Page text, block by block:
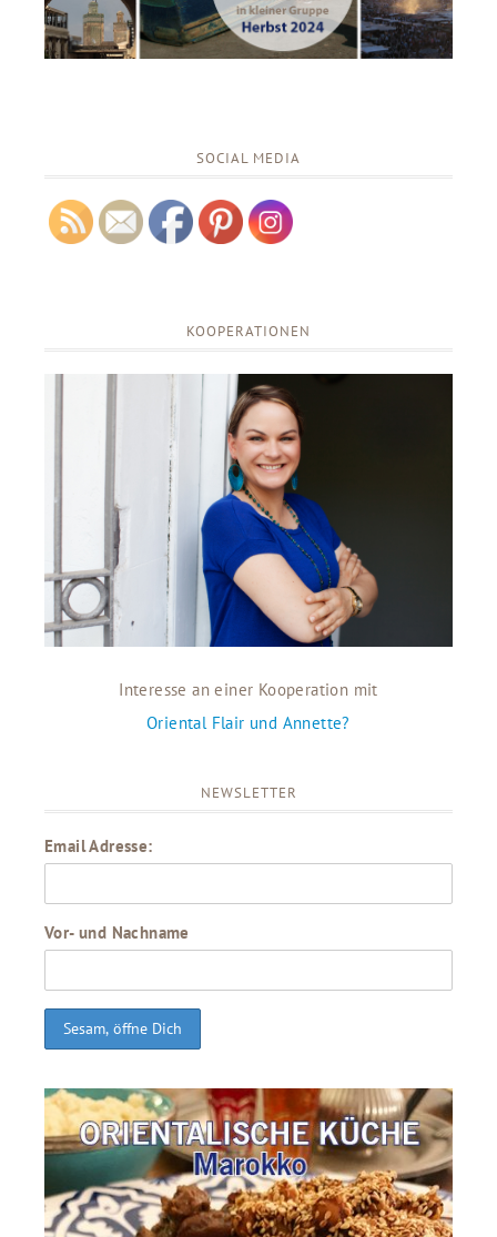
SOCIAL MEDIA
KOOPERATIONEN
Interesse an einer Kooperation mit
Oriental Flair und Annette?
NEWSLETTER
Email Adresse:
Vor- und Nachname